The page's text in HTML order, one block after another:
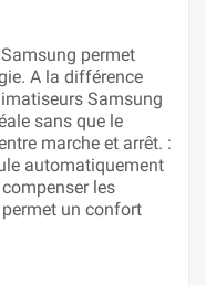
permet
A la différence
Samsung
sans que le
marche et arrêt. :
automatiquement
les
un confort